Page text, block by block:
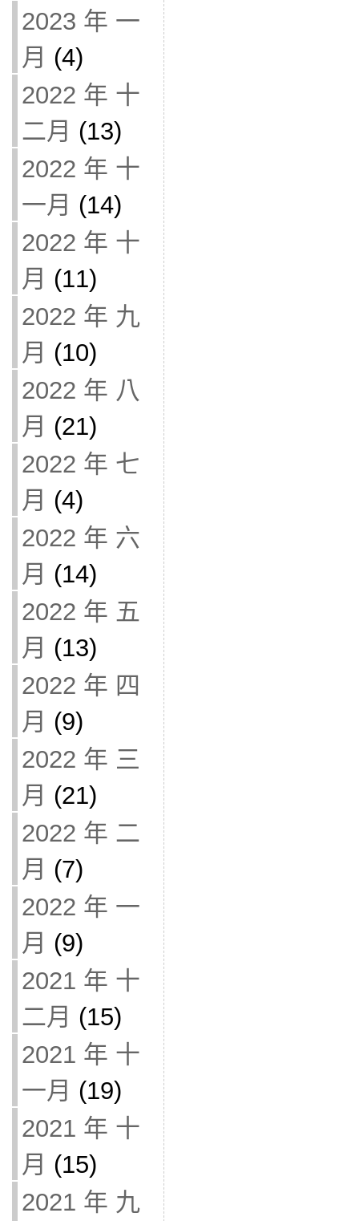
2023 年 一
月 (4)
2022 年 十
二月 (13)
2022 年 十
一月 (14)
2022 年 十
月 (11)
2022 年 九
月 (10)
2022 年 八
月 (21)
2022 年 七
月 (4)
2022 年 六
月 (14)
2022 年 五
月 (13)
2022 年 四
月 (9)
2022 年 三
月 (21)
2022 年 二
月 (7)
2022 年 一
月 (9)
2021 年 十
二月 (15)
2021 年 十
一月 (19)
2021 年 十
月 (15)
2021 年 九